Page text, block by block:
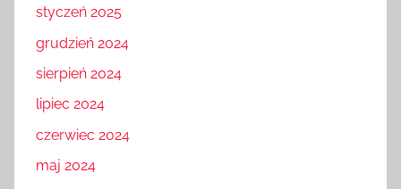
styczeń 2025
grudzień 2024
sierpień 2024
lipiec 2024
czerwiec 2024
maj 2024